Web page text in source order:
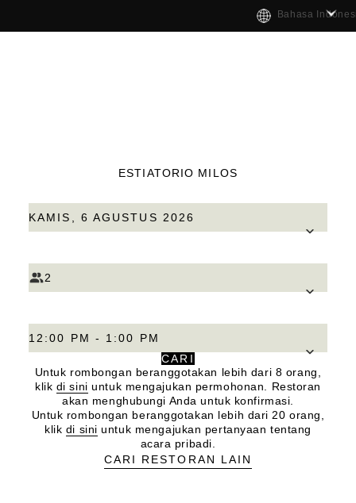
Bahasa
ESTIATORIO MILOS
KAMIS, 6 AGUSTUS 2026
2
12:00 PM - 1:00 PM
CARI
Untuk rombongan beranggotakan lebih dari 8 orang,
klik di sini untuk mengajukan permohonan. Restoran
akan menghubungi Anda untuk konfirmasi.
Untuk rombongan beranggotakan lebih dari 20 orang,
klik di sini untuk mengajukan pertanyaan tentang
acara pribadi.
CARI RESTORAN LAIN